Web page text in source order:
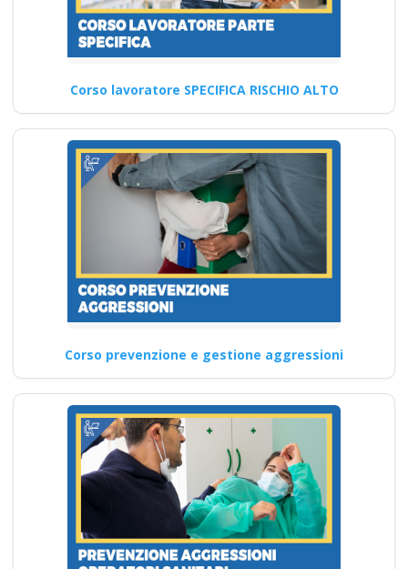
Corso lavoratore SPECIFICA RISCHIO ALTO
Corso prevenzione e gestione aggressioni